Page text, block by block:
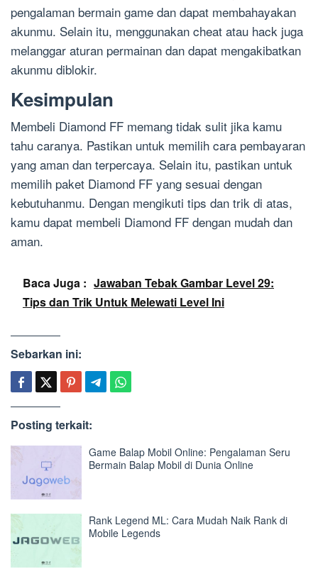
pengalaman bermain game dan dapat membahayakan
akunmu. Selain itu, menggunakan cheat atau hack juga
melanggar aturan permainan dan dapat mengakibatkan
akunmu diblokir.
Kesimpulan
Membeli Diamond FF memang tidak sulit jika kamu
tahu caranya. Pastikan untuk memilih cara pembayaran
yang aman dan terpercaya. Selain itu, pastikan untuk
memilih paket Diamond FF yang sesuai dengan
kebutuhanmu. Dengan mengikuti tips dan trik di atas,
kamu dapat membeli Diamond FF dengan mudah dan
aman.
Baca Juga : Jawaban Tebak Gambar Level 29:
Tips dan Trik Untuk Melewati Level Ini
Sebarkan ini:
Posting terkait:
Game Balap Mobil Online: Pengalaman Seru
Bermain Balap Mobil di Dunia Online
Rank Legend ML: Cara Mudah Naik Rank di
Mobile Legends